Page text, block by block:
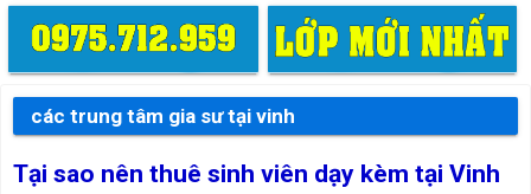
các trung tâm gia sư tại vinh
Tại sao nên thuê sinh viên dạy kèm tại Vinh